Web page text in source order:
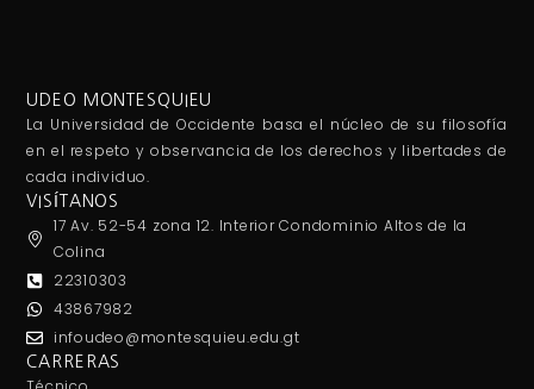
UDEO MONTESQUIEU
La Universidad de Occidente basa el núcleo de su filosofía
en el respeto y observancia de los derechos y libertades de
cada individuo.
VISÍTANOS
17 Av. 52-54 zona 12. Interior Condominio Altos de la
Colina
22310303
43867982
infoudeo@montesquieu.edu.gt
CARRERAS